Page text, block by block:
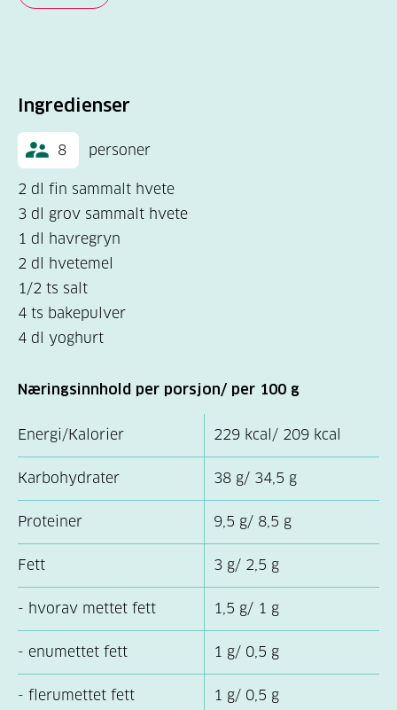
Ingredienser
8 personer
2 dl fin sammalt hvete
3 dl grov sammalt hvete
1 dl havregryn
2 dl hvetemel
1/2 ts salt
4 ts bakepulver
4 dl yoghurt
Næringsinnhold per porsjon/ per 100 g
Energi/Kalorier 229 kcal/ 209 kcal
Karbohydrater 38 g/ 34,5 g
Proteiner 9,5 g/ 8,5 g
Fett 3 g/ 2,5 g
- hvorav mettet fett 1,5 g/ 1 g
- enumettet fett 1 g/ 0,5 g
- flerumettet fett 1 g/ 0,5 g